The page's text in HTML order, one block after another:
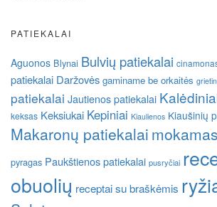
PATIEKALAI
Aguonos Blynai Bulvių patiekalai
patiekalai Daržovės gaminame be orkaitės
patiekalai Jautienos patiekalai
keksas Keksiukai Kepiniai Kiaulienos Kiaušinių
Makaronų patiekalai mokamas
pyragas Paukštienos patiekalai pusryčiai
obuolių receptai su braškėmis